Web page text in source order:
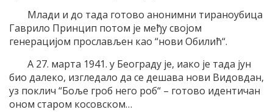
Млади и до тада готово анонимни тираноубица
Гаврило Принцип потом је међу својом
генерацијом прослављен као “нови Обилић“.
А 27. марта 1941. у Београду је, иако је тада јун
био далеко, изгледало да се дешава нови Видовдан,
уз поклич “Боље гроб него роб“ – готово идентичан
оном старом косовском…